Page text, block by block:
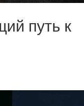
путь к